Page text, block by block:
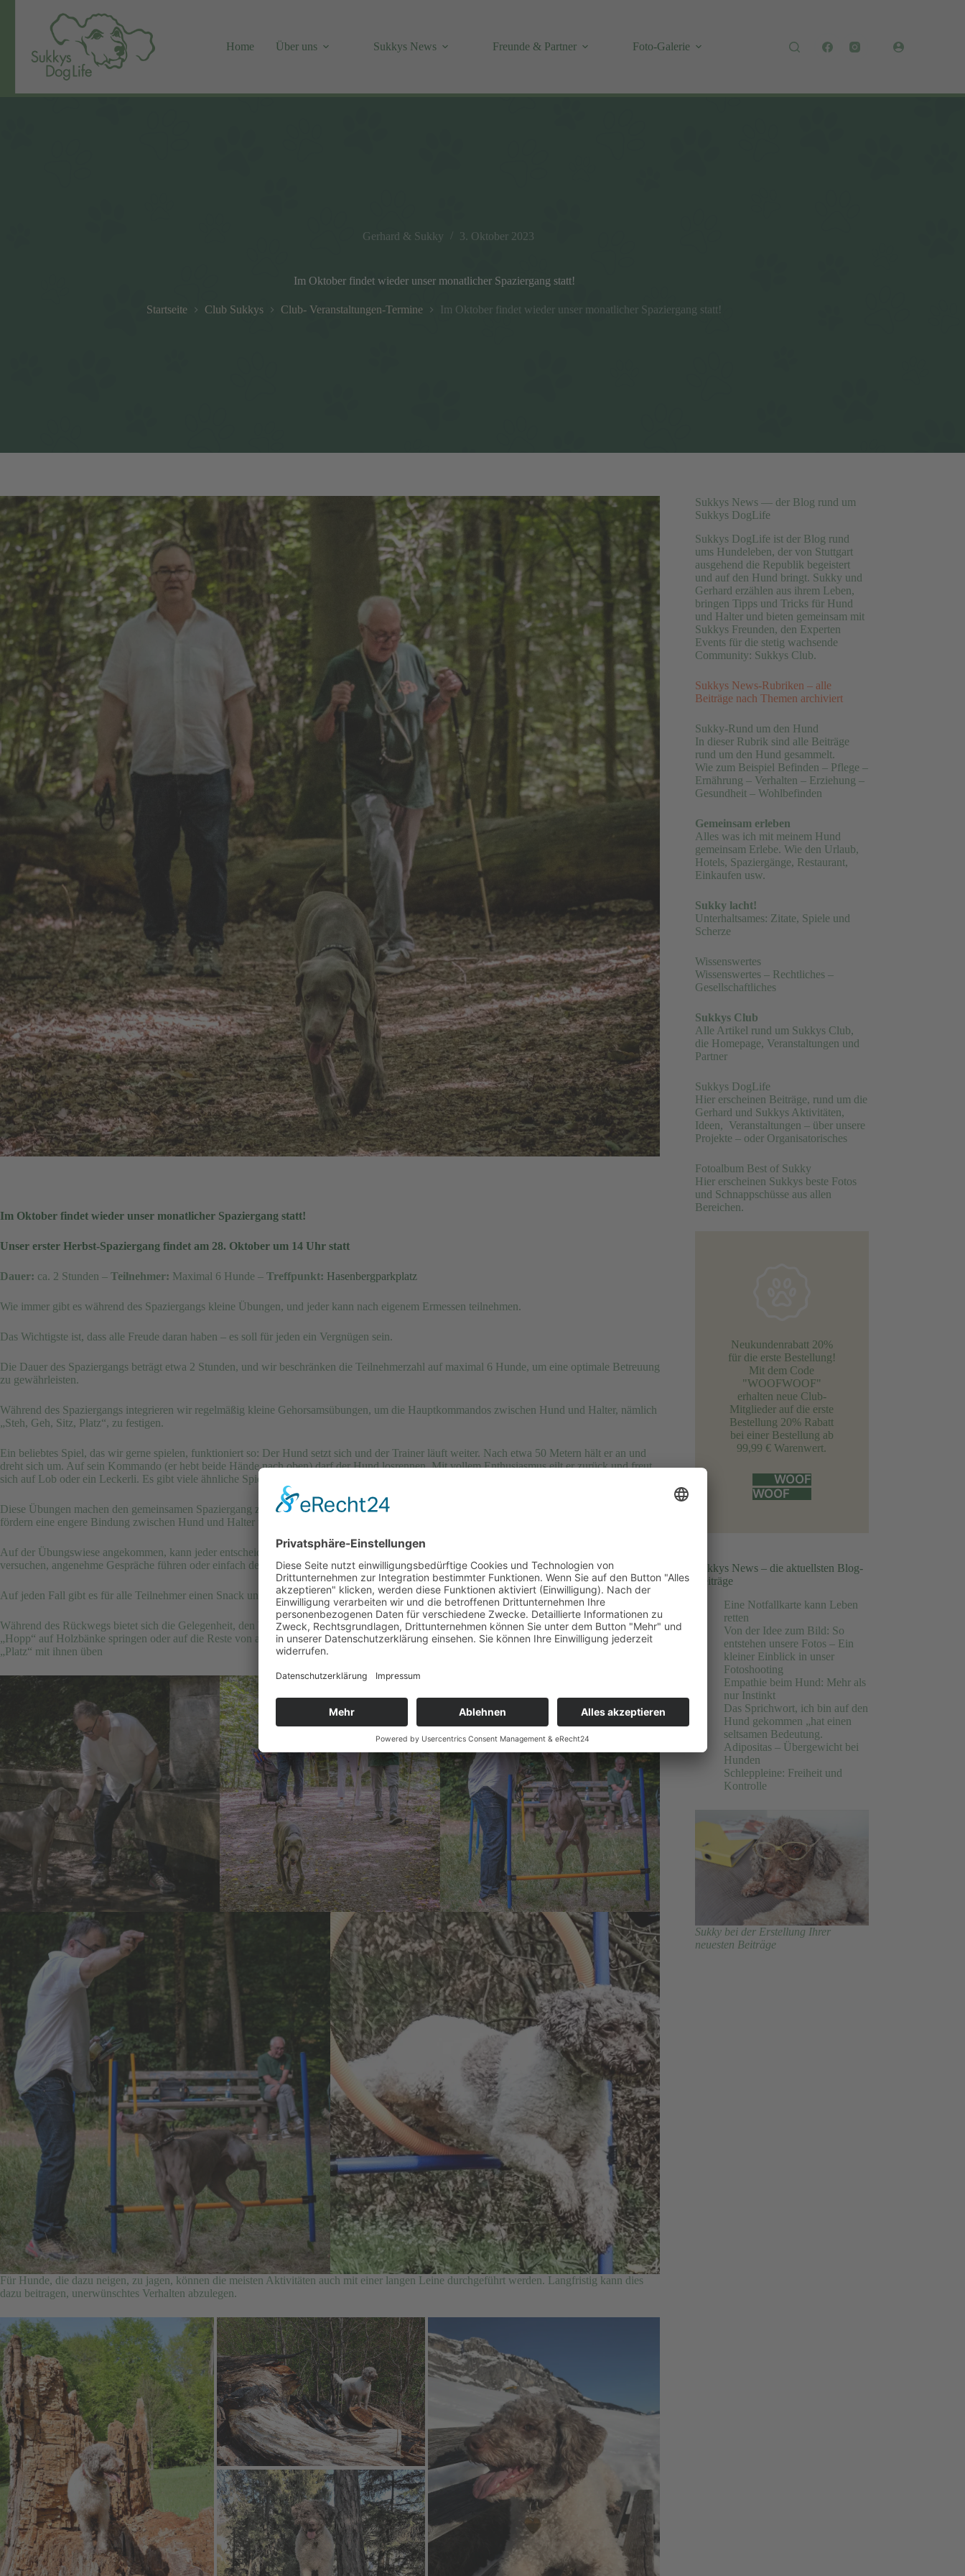
Home
Über uns Sukkys News Freunde & Partner Foto-Galerie
Gerhard & Sukky 3. Oktober 2023
Im Oktober findet wieder unser monatlicher Spaziergang statt!
Startseite Club Sukkys Club- Veranstaltungen-Termine Im Oktober findet wieder unser monatlicher Spaziergang statt!
Im Oktober findet wieder unser monatlicher Spaziergang statt!
Unser erster Herbst-Spaziergang findet am 28. Oktober um 14 Uhr statt
Dauer: ca. 2 Stunden – Teilnehmer: Maximal 6 Hunde – Treffpunkt: Hasenbergparkplatz
Wie immer gibt es während des Spaziergangs kleine Übungen, und jeder kann nach eigenem Ermessen teilnehmen.
Das Wichtigste ist, dass alle Freude daran haben – es soll für jeden ein Vergnügen sein.
Die Dauer des Spaziergangs beträgt etwa 2 Stunden, und wir beschränken die Teilnehmerzahl auf maximal 6 Hunde, um eine optimale Betreuung
zu gewährleisten.
Während des Spaziergangs integrieren wir regelmäßig kleine Gehorsamsübungen, um die Hauptkommandos zwischen Hund und Halter, nämlich
„Steh, Geh, Sitz, Platz“, zu festigen.
Ein beliebtes Spiel, das wir gerne spielen, funktioniert so: Der Hund setzt sich und der Trainer läuft weiter. Nach etwa 50 Metern hält er an und
dreht sich um. Auf sein Kommando (er hebt beide Hände nach oben) darf der Hund losrennen. Mit vollem Enthusiasmus eilt er zurück und freut
sich auf Lob oder ein Leckerli. Es gibt viele ähnliche Spiele die man machen kann und die für Abwechslung sorgen.
Diese Übungen machen den gemeinsamen Spaziergang zu einem Abenteuer für Mensch und Hund und können überall durchgeführt werden. Sie
fördern eine engere Bindung zwischen Hund und Halter und sind eine wertvolle Unterstützung bei der Hundeerziehung.
Auf der Übungswiese angekommen, kann jeder entscheiden, an welchen Aktivitäten er teilnehmen möchte. Man kann sich in Agility-Übungen
versuchen, angenehme Gespräche führen oder einfach den anderen zusehen.
Auf jeden Fall gibt es für alle Teilnehmer einen Snack und ein Getränk zur Stärkung, bevor wir den Rückweg antreten.
Während des Rückwegs bietet sich die Gelegenheit, den Wald als Agility-Parcours zu nutzen. Eure Hunde können auf euer Kommando z.B.
„Hopp“ auf Holzbänke springen oder auf die Reste von abgesägten Bäumen, auf ihnen angekommen kann man dann die Kommandos „Sitz“ und
„Platz“ mit ihnen üben
Für Hunde, die dazu neigen, zu jagen, können die meisten Aktivitäten auch mit einer langen Leine durchgeführt werden. Langfristig kann dies
dazu beitragen, unerwünschtes Verhalten abzulegen.
Sukkys News — der Blog rund um
Sukkys DogLife
Sukkys DogLife ist der Blog rund
ums Hundeleben, der von Stuttgart
ausgehend die Republik begeistert
und auf den Hund bringt. Sukky und
Gerhard erzählen aus ihrem Leben,
bringen Tipps und Tricks für Hund
und Halter und bieten gemeinsam mit
Sukkys Freunden, den Experten
Events für die stetig wachsende
Community: Sukkys Club.
Sukkys News-Rubriken – alle
Beiträge nach Themen archiviert
Sukky-Rund um den Hund
In dieser Rubrik sind alle Beiträge
rund um den Hund gesammelt.
Wie zum Beispiel Befinden – Pflege –
Ernährung – Verhalten – Erziehung –
Gesundheit – Wohlbefinden
Gemeinsam erleben
Alles was ich mit meinem Hund
gemeinsam Erlebe. Wie den Urlaub,
Hotels, Spaziergänge, Restaurant,
Einkaufen usw.
Sukky lacht!
Unterhaltsames: Zitate, Spiele und
Scherze
Wissenswertes
Wissenswertes – Rechtliches –
Gesellschaftliches
Sukkys Club
Alle Artikel rund um Sukkys Club,
die Homepage, Veranstaltungen und
Partner
Sukkys DogLife
Hier erscheinen Beiträge, rund um die
Gerhard und Sukkys Aktivitäten,
Ideen, Veranstaltungen – über unsere
Projekte – oder Organisatorisches
Fotoalbum Best of Sukky
Hier erscheinen Sukkys beste Fotos
und Schnappschüsse aus allen
Bereichen.
Neukundenrabatt 20%
für die erste Bestellung!
Mit dem Code
"WOOFWOOF"
erhalten neue Club-
Mitglieder auf die erste
Bestellung 20% Rabatt
bei einer Bestellung ab
99,99 € Warenwert.
WOOF
WOOF
Sukkys News – die aktuellsten Blog-
Beiträge
Eine Notfallkarte kann Leben
retten
Von der Idee zum Bild: So
entstehen unsere Fotos – Ein
kleiner Einblick in unser
Fotoshooting
Empathie beim Hund: Mehr als
nur Instinkt
Das Sprichwort, ich bin auf den
Hund gekommen „hat einen
seltsamen Bedeutung.
Adipositas – Übergewicht bei
Hunden
Schleppleine: Freiheit und
Kontrolle
Sukky bei der Erstellung Ihrer
neuesten Beiträge